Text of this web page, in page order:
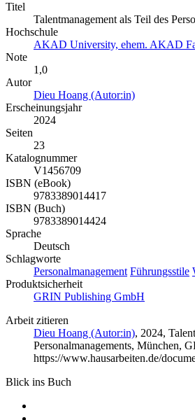
Titel
Talentmanagement als Teil des
Hochschule
AKAD University, ehem. AKAD
Note
1,0
Autor
Dieu Hoang (Autor:in)
Erscheinungsjahr
2024
Seiten
23
Katalognummer
V1456709
ISBN (eBook)
9783389014417
ISBN (Buch)
9783389014424
Sprache
Deutsch
Schlagworte
Personalmanagement Führungsstile
Produktsicherheit
GRIN Publishing GmbH
Arbeit zitieren
Dieu Hoang (Autor:in), 2024,
Personalmanagements, München,
https://www.hausarbeiten.de/
Blick ins Buch